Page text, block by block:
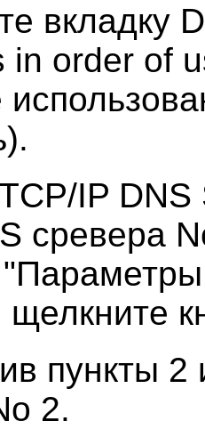
вкладку
in order of
IP
сревера
пункты 2
2.